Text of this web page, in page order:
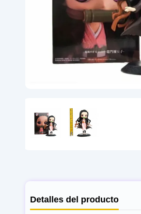
Detalles del producto